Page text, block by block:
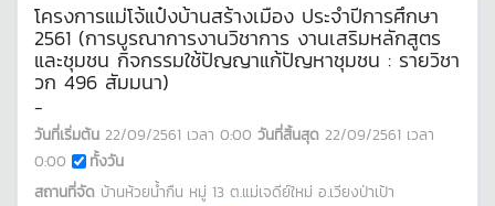
โครงการแม่โจ้แป๋งบ้านสร้างเมือง ประจำปีการศึกษา
2561 (การบูรณาการงานวิชาการ งานเสริมหลักสูตร
และชุมชน กิจกรรมใช้ปัญญาแก้ปัญหาชุมชน : รายวิชา
วก 496 สัมมนา)
-
วันที่เริ่มต้น 22/09/2561 เวลา 0:00 วันที่สิ้นสุด 22/09/2561 เวลา
0:00
ทั้งวัน
สถานที่จัด บ้านห้วยน้ำกืน หมู่ 13 ต.แม่เจดีย์ใหม่ อ.เวียงป่าเป้า